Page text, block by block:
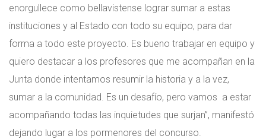
enorgullece como bellavistense lograr sumar a estas
instituciones y al Estado con todo su equipo, para dar
forma a todo este proyecto. Es bueno trabajar en equipo y
quiero destacar a los profesores que me acompañan en la
Junta donde intentamos resumir la historia y a la vez,
sumar a la comunidad. Es un desafío, pero vamos a estar
acompañando todas las inquietudes que surjan”, manifestó
dejando lugar a los pormenores del concurso.